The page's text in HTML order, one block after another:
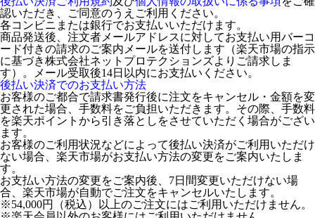
認いただき、ご同意のうえご利用ください。
各コンビニまたは銀行でお支払いいただけます。
商品発送後、注文者メールアドレスに対してお支払い用バーコ
ード付きの請求のご案内メールを送付します（楽天市場の指示
に基づき株式会社ネットプロテクションズよりご請求しま
す）。メール受取後14日以内にお支払いください。
後払い決済でのお支払い方法
お客様のご都合で請求書発行後に注文をキャンセル・金額を変
更された場合、手数料をご負担いただきます。その際、手数料
を楽天ポイントから引き落としをさせていただく場合がござい
ます。
お客様のご利用状況などによって後払い決済がご利用いただけ
ない場合、楽天市場がお支払い方法の変更をご案内いたしま
す。
お支払い方法の変更をご案内後、7日間変更いただけない場
合、楽天市場が自動でご注文をキャンセルいたします。
※54,000円（税込）以上のご注文にはご利用いただけません。